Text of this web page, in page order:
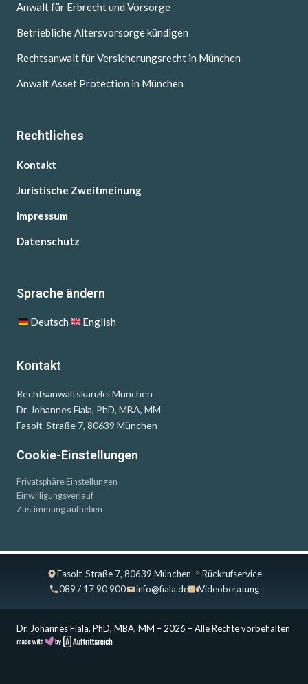
Anwalt für Erbrecht und Vorsorge
Betriebliche Altersvorsorge kündigen
Rechtsanwalt für Versicherungsrecht in München
Anwalt Asset Protection in München
Rechtliches
Kontakt
Juristische Zweitmeinung
Impressum
Datenschutz
Sprache ändern
Deutsch English
Kontakt
Rechtsanwaltskanzlei München
Dr. Johannes Fiala, PhD, MBA, MM
Fasolt-Straße 7, 80639 München
Cookie-Einstellungen
Privatsphäre Einstellungen
Einwilligungsverlauf
Zustimmung aufheben
Fasolt-Straße 7, 80639 München
Rückrufservice
089 / 17 90 900
info@fiala.de Videoberatung
Dr. Johannes Fiala, PhD, MBA, MM – 2026 – Alle Rechte vorbehalten